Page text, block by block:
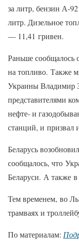
за литр, бензин А-
литр. Дизельное
— 11,41 гривен.
Раньше сообщалось
на топливо. Также
Украины Владимир
представителями
нефте- и
станций, и
Беларусь
сообщалось, что
Беларуси. А также
Тем временем, во
трамваях и
По материалам: